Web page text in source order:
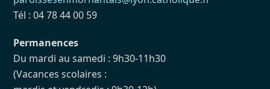
Tél : 04 78 44 00 59
Permanences
Du mardi au samedi : 9h30-11h30
(Vacances scolaires :